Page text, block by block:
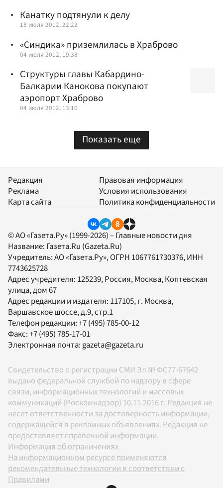
Канатку подтянули к делу
18 июля 2012, 22:22
«Синдика» приземлилась в Храброво
04 июля 2012, 19:38
Cтруктуры главы Кабардино-
Балкарии Канокова покупают
аэропорт Храброво
04 июля 2012, 13:10
Показать еще
Редакция
Реклама
Карта сайта
Правовая информация
Условия использования
Политика конфиденциальности
© АО «Газета.Ру» (1999-2026) – Главные новости дня
Название: Газета.Ru (Gazeta.Ru)
Учредитель:АО «Газета.Ру», ОГРН 1067761730376, ИНН
7743625728
Адрес учредителя: 125239, Россия, Москва, Коптевская
улица, дом 67
Адрес редакции и издателя: 117105, г. Москва,
Варшавское шоссе, д.9, стр.1
Телефон редакции:+7 (495) 785-00-12
Факс:+7 (495) 785-17-01
Электронная почта: gazeta@gazeta.ru
Свидетельство о регистрации СМИ Эл № ФС77-67642
выдано федеральной службой по надзору в сфере
связи, информационных технологий и массовых
коммуникаций (Роскомнадзор) 10.11.2016 г. Редакция не
несет ответственности за достоверность информации,
содержащейся в рекламных объявлениях. Редакция не
предоставляет справочной информации.
Информация об ограничениях
На информационном ресурсе применяются
рекомендательные технологии в соответствии с
Правилами